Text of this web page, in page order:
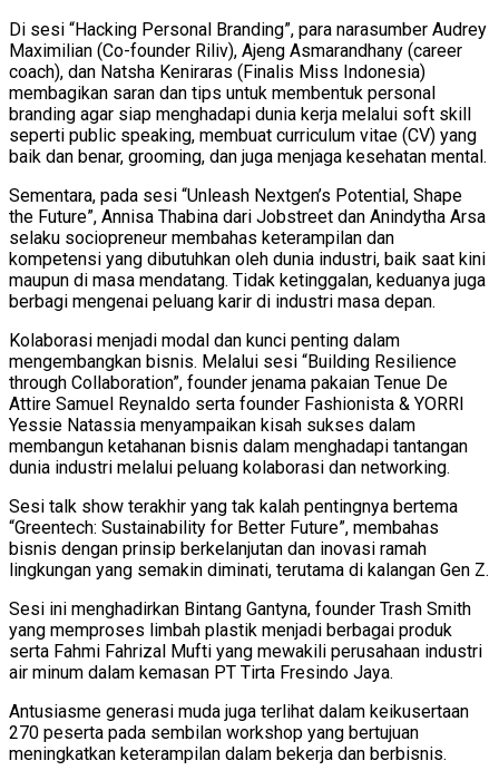
Di sesi “Hacking Personal Branding”, para narasumber Audrey
Maximilian (Co-founder Riliv), Ajeng Asmarandhany (career
coach), dan Natsha Keniraras (Finalis Miss Indonesia)
membagikan saran dan tips untuk membentuk personal
branding agar siap menghadapi dunia kerja melalui soft skill
seperti public speaking, membuat curriculum vitae (CV) yang
baik dan benar, grooming, dan juga menjaga kesehatan mental.
Sementara, pada sesi “Unleash Nextgen’s Potential, Shape
the Future”, Annisa Thabina dari Jobstreet dan Anindytha Arsa
selaku sociopreneur membahas keterampilan dan
kompetensi yang dibutuhkan oleh dunia industri, baik saat kini
maupun di masa mendatang. Tidak ketinggalan, keduanya juga
berbagi mengenai peluang karir di industri masa depan.
Kolaborasi menjadi modal dan kunci penting dalam
mengembangkan bisnis. Melalui sesi “Building Resilience
through Collaboration”, founder jenama pakaian Tenue De
Attire Samuel Reynaldo serta founder Fashionista & YORRI
Yessie Natassia menyampaikan kisah sukses dalam
membangun ketahanan bisnis dalam menghadapi tantangan
dunia industri melalui peluang kolaborasi dan networking.
Sesi talk show terakhir yang tak kalah pentingnya bertema
“Greentech: Sustainability for Better Future”, membahas
bisnis dengan prinsip berkelanjutan dan inovasi ramah
lingkungan yang semakin diminati, terutama di kalangan Gen Z.
Sesi ini menghadirkan Bintang Gantyna, founder Trash Smith
yang memproses limbah plastik menjadi berbagai produk
serta Fahmi Fahrizal Mufti yang mewakili perusahaan industri
air minum dalam kemasan PT Tirta Fresindo Jaya.
Antusiasme generasi muda juga terlihat dalam keikusertaan
270 peserta pada sembilan workshop yang bertujuan
meningkatkan keterampilan dalam bekerja dan berbisnis.